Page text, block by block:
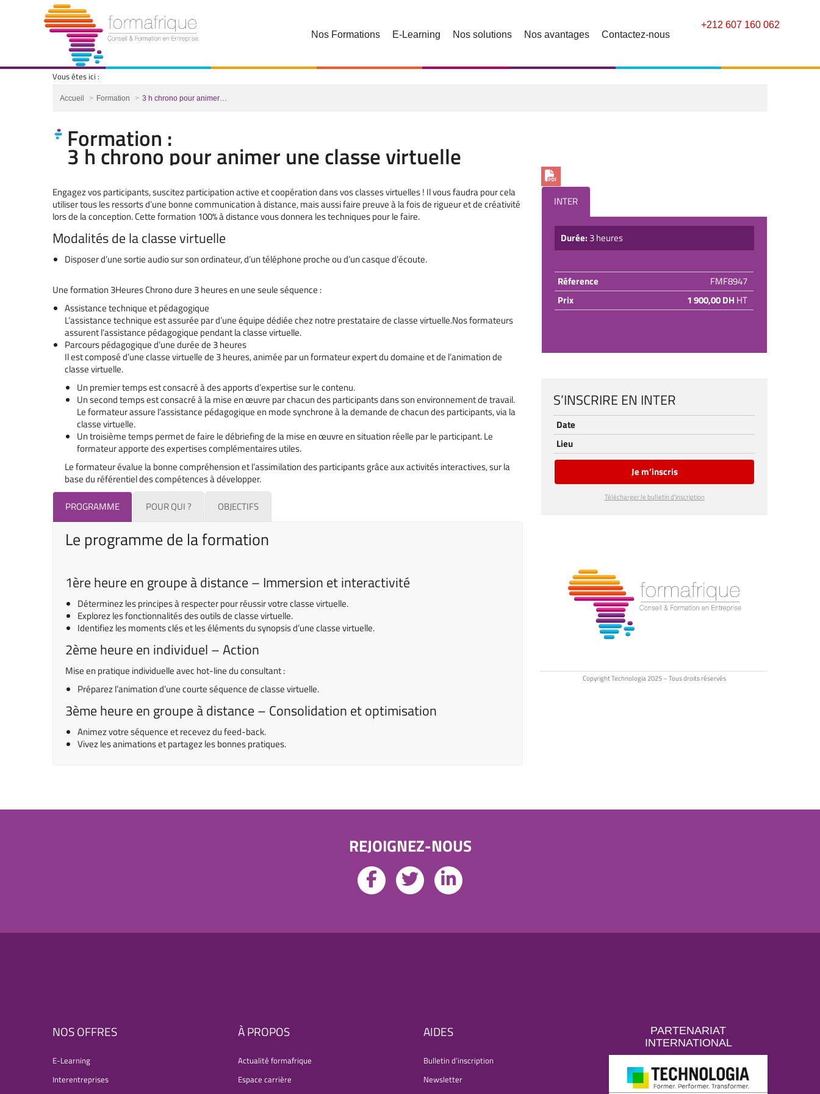
+212 607 160 062
Nos Formations
E-Learning Nos solutions Nos avantages Contactez-nous
Vous êtes ici :
Vous êtes ici :
Accueil Formation 3 h chrono pour animer…
Formation :
3 h chrono pour animer une classe virtuelle
Engagez vos participants, suscitez participation active et coopération dans vos classes virtuelles ! Il vous faudra pour cela
utiliser tous les ressorts d’une bonne communication à distance, mais aussi faire preuve à la fois de rigueur et de créativité
lors de la conception. Cette formation 100% à distance vous donnera les techniques pour le faire.
Modalités de la classe virtuelle
Disposer d’une sortie audio sur son ordinateur, d’un téléphone proche ou d’un casque d’écoute.
Une formation 3Heures Chrono dure 3 heures en une seule séquence :
Assistance technique et pédagogique
L’assistance technique est assurée par d’une équipe dédiée chez notre prestataire de classe virtuelle.Nos formateurs
assurent l’assistance pédagogique pendant la classe virtuelle.
Parcours pédagogique d’une durée de 3 heures
Il est composé d’une classe virtuelle de 3 heures, animée par un formateur expert du domaine et de l’animation de
classe virtuelle.
Un premier temps est consacré à des apports d’expertise sur le contenu.
Un second temps est consacré à la mise en œuvre par chacun des participants dans son environnement de travail.
Le formateur assure l’assistance pédagogique en mode synchrone à la demande de chacun des participants, via la
classe virtuelle.
Un troisième temps permet de faire le débriefing de la mise en œuvre en situation réelle par le participant. Le
formateur apporte des expertises complémentaires utiles.
Le formateur évalue la bonne compréhension et l’assimilation des participants grâce aux activités interactives, sur la
base du référentiel des compétences à développer.
PROGRAMME
POUR QUI ? OBJECTIFS
Le programme de la formation
1ère heure en groupe à distance – Immersion et interactivité
Déterminez les principes à respecter pour réussir votre classe virtuelle.
Explorez les fonctionnalités des outils de classe virtuelle.
Identifiez les moments clés et les éléments du synopsis d’une classe virtuelle.
2ème heure en individuel – Action
Mise en pratique individuelle avec hot-line du consultant :
Préparez l’animation d’une courte séquence de classe virtuelle.
3ème heure en groupe à distance – Consolidation et optimisation
Animez votre séquence et recevez du feed-back.
Vivez les animations et partagez les bonnes pratiques.
INTER
Durée: 3 heures
Réference
FMF8947
Prix
1 900,00 DH HT
S’INSCRIRE EN INTER
Date
Lieu
Je m’inscris
Télécharger le bulletin d’inscription
Copyright Technologia 2025 – Tous droits réservés
REJOIGNEZ-NOUS
NOS OFFRES
E-Learning
Interentreprises
À PROPOS
Actualité formafrique
Espace carrière
AIDES
Bulletin d’inscription
Newsletter
PARTENARIAT
INTERNATIONAL